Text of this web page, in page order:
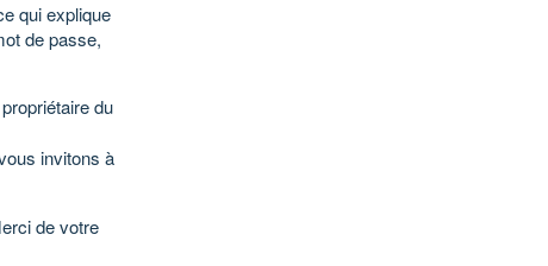
qui explique
de passe,
du
invitons à
de votre